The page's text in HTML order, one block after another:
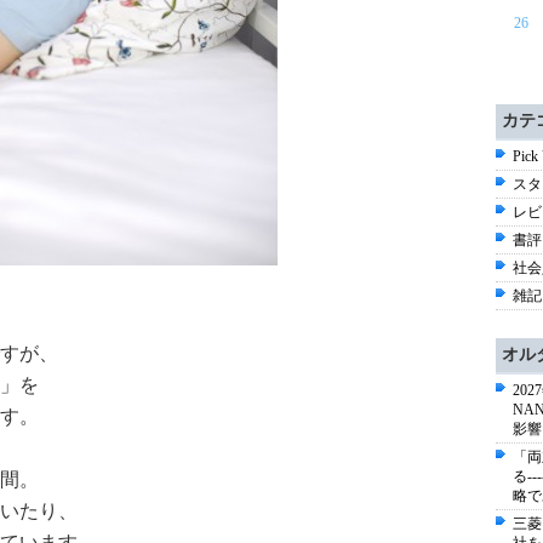
が、
を
。
。
たり、
26
カテ
Pick
ス
レ
書
社
雑
オル
影響
「
る
略
三